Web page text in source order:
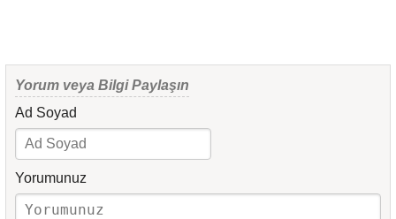
Yorum veya Bilgi Paylaşın
Ad Soyad
Yorumunuz